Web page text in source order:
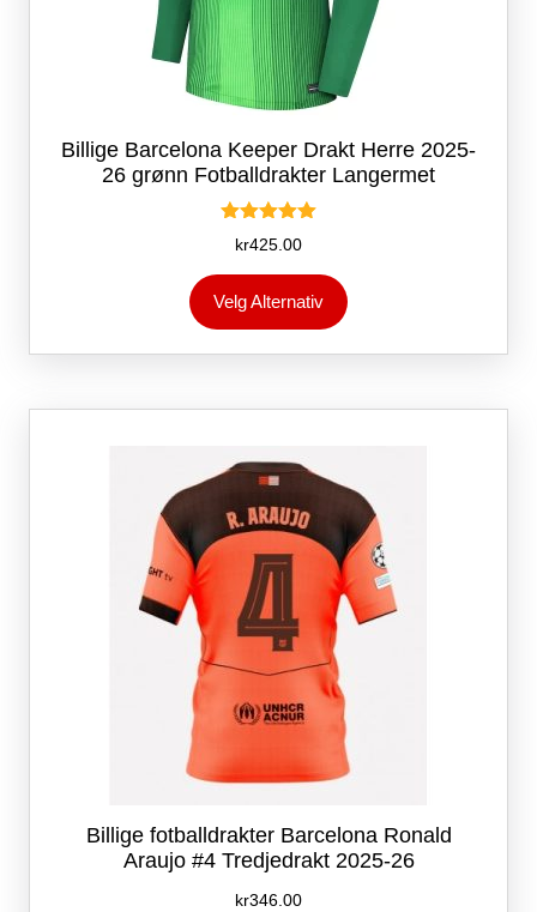
Billige Barcelona Keeper Drakt Herre 2025-
26 grønn Fotballdrakter Langermet
Vurdert
5.00
av 5
kr425.00
Velg Alternativ
produktet
flere
Alternativene
på
produktsiden
Billige fotballdrakter Barcelona Ronald
Araujo #4 Tredjedrakt 2025-26
kr346.00